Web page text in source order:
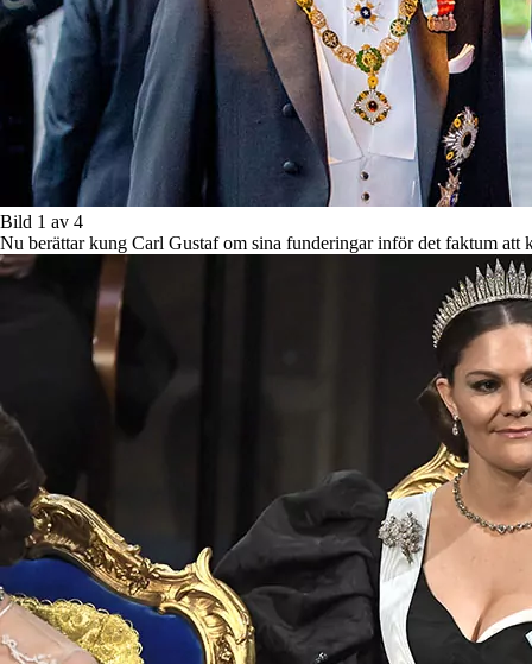
Bild 1 av 4
Nu berättar kung Carl Gustaf om sina funderingar inför det faktum att